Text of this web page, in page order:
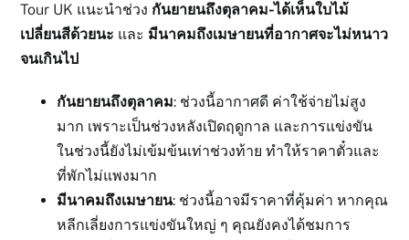
Tour UK แนะนำช่วง กันยายนถึงตุลาคม-ได้เห็นใบไม้
เปลี่ยนสีด้วยนะ และ มีนาคมถึงเมษายนที่อากาศจะไม่หนาว
จนเกินไป
กันยายนถึงตุลาคม: ช่วงนี้อากาศดี ค่าใช้จ่ายไม่สูง
มาก เพราะเป็นช่วงหลังเปิดฤดูกาล และการแข่งขัน
ในช่วงนี้ยังไม่เข้มข้นเท่าช่วงท้าย ทำให้ราคาตั๋วและ
ที่พักไม่แพงมาก
มีนาคมถึงเมษายน: ช่วงนี้อาจมีราคาที่คุ้มค่า หากคุณ
หลีกเลี่ยงการแข่งขันใหญ่ ๆ คุณยังคงได้ชมการ